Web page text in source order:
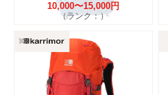
10,000〜15,000円
（ランク：）